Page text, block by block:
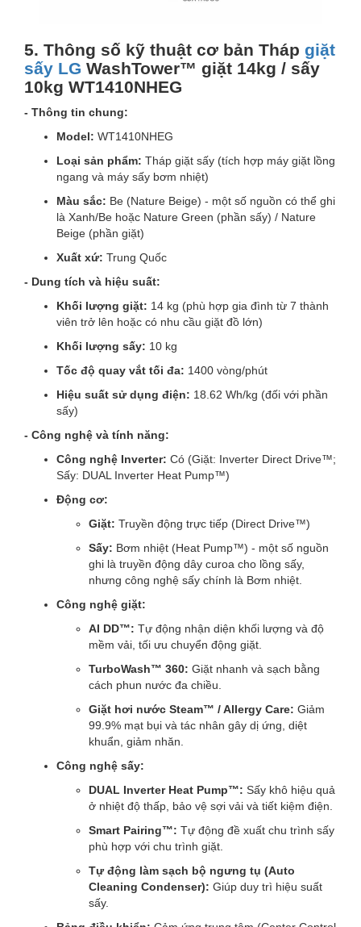
5. Thông số kỹ thuật cơ bản Tháp giặt
sấy LG WashTower™ giặt 14kg / sấy
10kg WT1410NHEG
- Thông tin chung:
Model: WT1410NHEG
Loại sản phẩm: Tháp giặt sấy (tích hợp máy giặt lồng
ngang và máy sấy bơm nhiệt)
Màu sắc: Be (Nature Beige) - một số nguồn có thể ghi
là Xanh/Be hoặc Nature Green (phần sấy) / Nature
Beige (phần giặt)
Xuất xứ: Trung Quốc
- Dung tích và hiệu suất:
Khối lượng giặt: 14 kg (phù hợp gia đình từ 7 thành
viên trở lên hoặc có nhu cầu giặt đồ lớn)
Khối lượng sấy: 10 kg
Tốc độ quay vắt tối đa: 1400 vòng/phút
Hiệu suất sử dụng điện: 18.62 Wh/kg (đối với phần
sấy)
- Công nghệ và tính năng:
Công nghệ Inverter: Có (Giặt: Inverter Direct Drive™;
Sấy: DUAL Inverter Heat Pump™)
Động cơ:
Giặt: Truyền động trực tiếp (Direct Drive™)
Sấy: Bơm nhiệt (Heat Pump™) - một số nguồn
ghi là truyền động dây curoa cho lồng sấy,
nhưng công nghệ sấy chính là Bơm nhiệt.
Công nghệ giặt:
AI DD™: Tự động nhận diện khối lượng và độ
mềm vải, tối ưu chuyển động giặt.
TurboWash™ 360: Giặt nhanh và sạch bằng
cách phun nước đa chiều.
Giặt hơi nước Steam™ / Allergy Care: Giảm
99.9% mạt bụi và tác nhân gây dị ứng, diệt
khuẩn, giảm nhăn.
Công nghệ sấy:
DUAL Inverter Heat Pump™: Sấy khô hiệu quả
ở nhiệt độ thấp, bảo vệ sợi vải và tiết kiệm điện.
Smart Pairing™: Tự động đề xuất chu trình sấy
phù hợp với chu trình giặt.
Tự động làm sạch bộ ngưng tụ (Auto
Cleaning Condenser): Giúp duy trì hiệu suất
sấy.